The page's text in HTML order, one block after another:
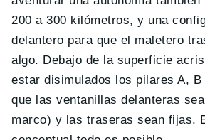
200 a 300 kilómetros, y una
delantero para que el maletero
algo. Debajo de la superficie
estar disimulados los pilares A,
que las ventanillas delanteras
marco) y las traseras sean fijas.